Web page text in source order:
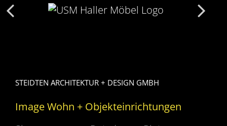
STEIDTEN ARCHITEKTUR + DESIGN GMBH
Image Wohn + Objekteinrichtungen